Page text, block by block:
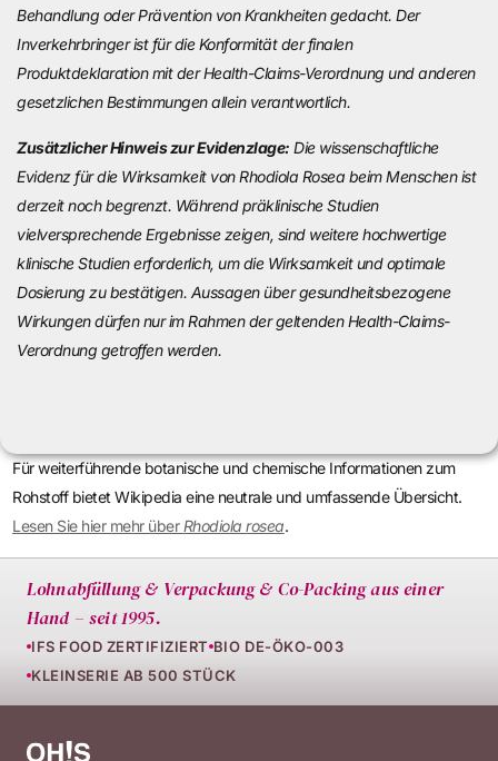
Behandlung oder Prävention von Krankheiten gedacht. Der
Inverkehrbringer ist für die Konformität der finalen
Produktdeklaration mit der Health-Claims-Verordnung und anderen
gesetzlichen Bestimmungen allein verantwortlich.
Zusätzlicher Hinweis zur Evidenzlage: Die wissenschaftliche
Evidenz für die Wirksamkeit von Rhodiola Rosea beim Menschen ist
derzeit noch begrenzt. Während präklinische Studien
vielversprechende Ergebnisse zeigen, sind weitere hochwertige
klinische Studien erforderlich, um die Wirksamkeit und optimale
Dosierung zu bestätigen. Aussagen über gesundheitsbezogene
Wirkungen dürfen nur im Rahmen der geltenden Health-Claims-
Verordnung getroffen werden.
Für weiterführende botanische und chemische Informationen zum
Rohstoff bietet Wikipedia eine neutrale und umfassende Übersicht.
Lesen Sie hier mehr überRhodiola rosea.
Lohnabfüllung & Verpackung & Co-Packing aus einer
Hand – seit 1995.
IFS FOOD ZERTIFIZIERT BIO DE-ÖKO-003
KLEINSERIE AB 500 STÜCK